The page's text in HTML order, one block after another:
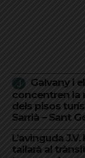
Galvany i
concentren la
dels pisos
Sarrià – Sant
L’avinguda
tallarà al